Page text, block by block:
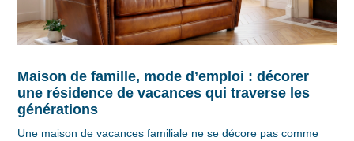
Maison de famille, mode d’emploi : décorer
une résidence de vacances qui traverse les
générations
Une maison de vacances familiale ne se décore pas comme